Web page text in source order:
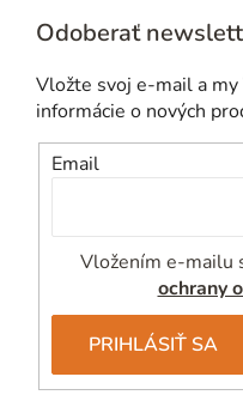
Odoberať
Vložte svoj e-mail a
informácie o nových
Email
Vložením e-mailu
ochrany
PRIHLÁSIŤ SA